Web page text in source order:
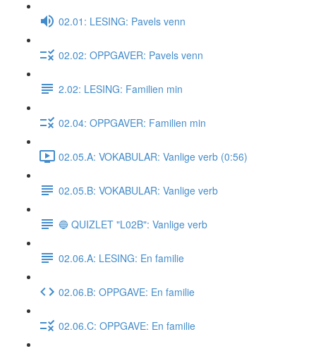
02.01: LESING: Pavels venn
02.02: OPPGAVER: Pavels venn
2.02: LESING: Familien min
02.04: OPPGAVER: Familien min
02.05.A: VOKABULAR: Vanlige verb (0:56)
02.05.B: VOKABULAR: Vanlige verb
🔵 QUIZLET "L02B": Vanlige verb
02.06.A: LESING: En familie
02.06.B: OPPGAVE: En familie
02.06.C: OPPGAVE: En familie